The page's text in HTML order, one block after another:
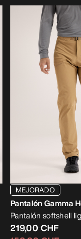
MEJORADO
Pantalón Gamma
Pantalón softshell
219,00 CHF